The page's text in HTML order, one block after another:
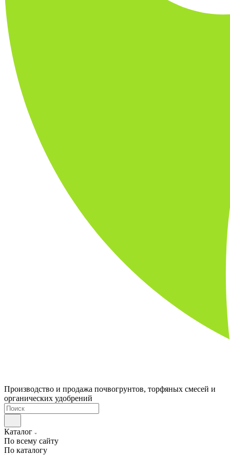
Производство и продажа почвогрунтов, торфяных смесей и
органических удобрений
Каталог
По всему сайту
По каталогу